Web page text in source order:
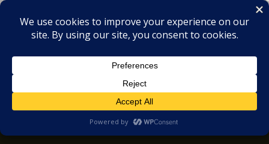
MIX
COLLECTORS
SOULFUL, DEEP HOUSE & GARAGE - MUSIC